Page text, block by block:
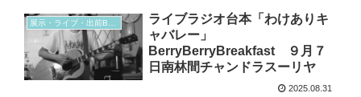
ライブラジオ台本「わけありキ
ャバレー」
BerryBerryBreakfast ９月７
日南林間チャンドラスーリヤ
2025.08.31